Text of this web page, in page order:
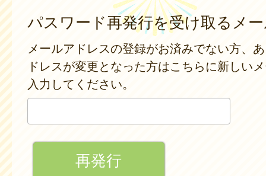
パスワード再発行を受け取るメ
メールアドレスの登録がお済みでない方、
ドレスが変更となった方はこちらに新しい
入力してください。